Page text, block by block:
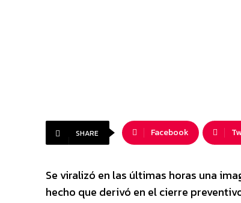
SHARE Facebook
Se viralizó en las últimas horas una
hecho que derivó en el cierre